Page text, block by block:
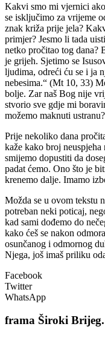
Kakvi smo mi vjernici
se isključimo za vrijeme
znak križa prije jela?
primjer? Jesmo li tada
netko pročitao tog dana?
je grijeh. Sjetimo se
ljudima, odreći ću se i ja
nebesima.“ (Mt 10, 33)
bolje. Zar naš Bog nije
stvorio sve gdje mi
možemo maknuti ustranu?
Prije nekoliko dana
kaže kako broj
smijemo dopustiti da
padat ćemo. Ono što je
krenemo dalje. Imamo
Možda se u ovom tekstu
potreban neki poticaj,
kad sami dođemo do
kako ćeš se nakon
osunčanog i odmornog
Njega, još imaš priliku
Facebook
Twitter
WhatsApp
frama Široki Brijeg.